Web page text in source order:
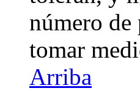
número de
tomar
Arriba